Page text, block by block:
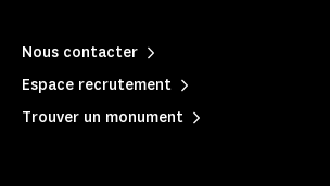
Nous contacter
Espace recrutement
Trouver un monument